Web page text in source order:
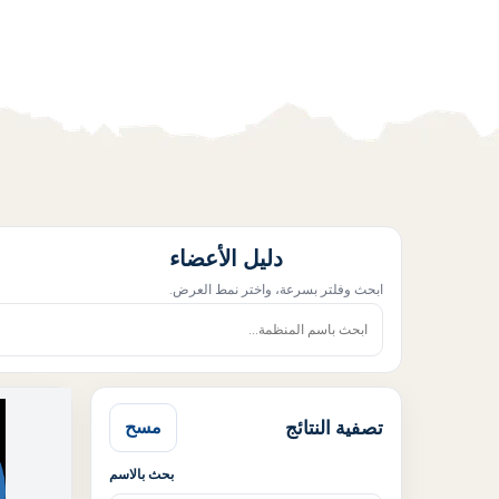
دليل الأعضاء
ابحث وفلتر بسرعة، واختر نمط العرض.
تصفية النتائج مسح
بحث بالاسم